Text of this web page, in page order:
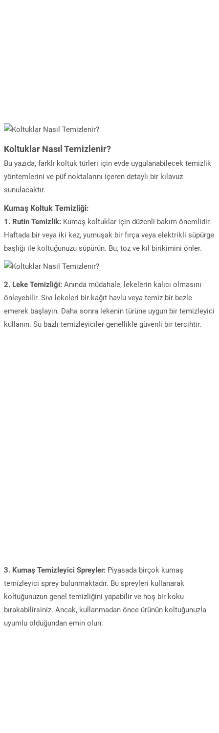
Koltuklar Nasıl Temizlenir?
Bu yazıda, farklı koltuk türleri için evde uygulanabilecek temizlik
yöntemlerini ve püf noktalarını içeren detaylı bir kılavuz
sunulacaktır.
Kumaş Koltuk Temizliği:
1. Rutin Temizlik: Kumaş koltuklar için düzenli bakım önemlidir.
Haftada bir veya iki kez, yumuşak bir fırça veya elektrikli süpürge
başlığı ile koltuğunuzu süpürün. Bu, toz ve kıl birikimini önler.
2. Leke Temizliği: Anında müdahale, lekelerin kalıcı olmasını
önleyebilir. Sıvı lekeleri bir kağıt havlu veya temiz bir bezle
emerek başlayın. Daha sonra lekenin türüne uygun bir temizleyici
kullanın. Su bazlı temizleyiciler genellikle güvenli bir tercihtir.
3. Kumaş Temizleyici Spreyler: Piyasada birçok kumaş
temizleyici sprey bulunmaktadır. Bu spreyleri kullanarak
koltuğunuzun genel temizliğini yapabilir ve hoş bir koku
bırakabilirsiniz. Ancak, kullanmadan önce ürünün koltuğunuzla
uyumlu olduğundan emin olun.